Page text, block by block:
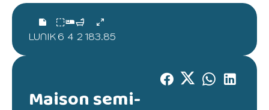
LUNIK 6 4 2 183.85
Maison semi-